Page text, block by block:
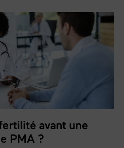
avant une
PMA ?